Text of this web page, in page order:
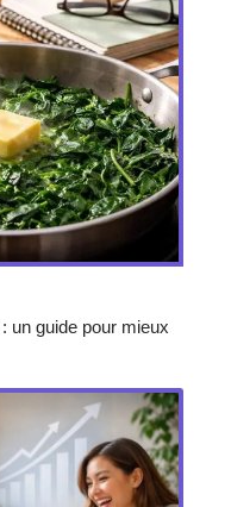
un guide pour mieux